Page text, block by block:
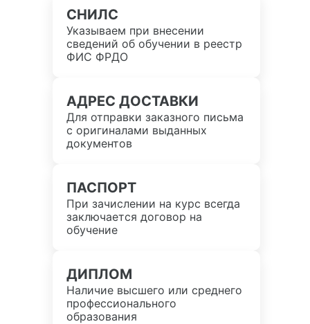
СНИЛС
Указываем при внесении
сведений об обучении в реестр
ФИС ФРДО
АДРЕС ДОСТАВКИ
Для отправки заказного письма
с оригиналами выданных
документов
ПАСПОРТ
При зачислении на курс всегда
заключается договор на
обучение
ДИПЛОМ
Наличие высшего или среднего
профессионального
образования